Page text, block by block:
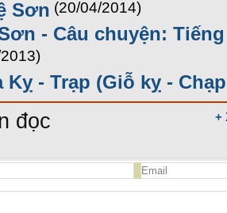
Sơn (20/04/2014)
- Câu chuyện:
Kỵ - Trạp (Giỗ kỵ -
+
đọc